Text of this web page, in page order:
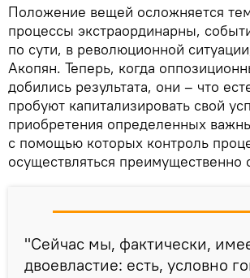
Положение вещей осложняется
процессы экстраординарны,
по сути, в революционной
Акопян. Теперь, когда
добились результата, они – что
пробуют капитализировать свой
приобретения определенных
с помощью которых контроль
осуществляться преимущественно
"Сейчас мы, фактически,
двоевластие: есть, условно